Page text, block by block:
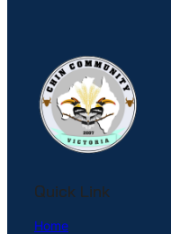
Quick Link
Home